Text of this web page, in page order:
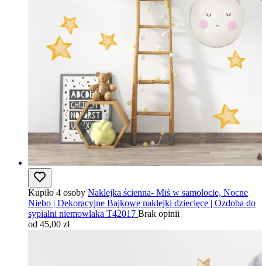
Kupiło 4 osoby Naklejka ścienna- Miś w samolocie, Nocne
Niebo | Dekoracyjne Bajkowe naklejki dziecięce | Ozdoba do
sypialni niemowlaka T42017 Brak opinii
od 45,00 zł